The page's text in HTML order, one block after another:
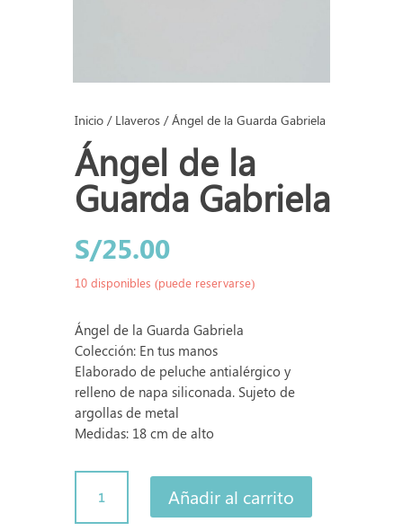
Inicio/ Llaveros/ Ángel de la Guarda Gabriela
Ángel de la
Guarda Gabriela
S/25.00
10 disponibles (puede reservarse)
Ángel de la Guarda Gabriela
Colección: En tus manos
Elaborado de peluche antialérgico y
relleno de napa siliconada. Sujeto de
argollas de metal
Medidas: 18 cm de alto
la
Añadir al carrito